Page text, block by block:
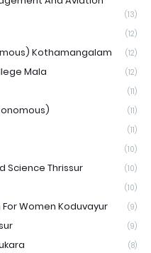
(13)
(12)
Kothamangalam (12)
Mala (12)
(11)
(11)
(11)
(10)
Science Thrissur (10)
(10)
Women Koduvayur (9)
(9)
(8)